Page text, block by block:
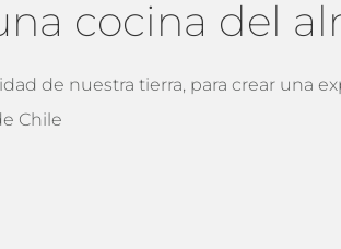
cocina del
de nuestra tierra, para crear una
Chile